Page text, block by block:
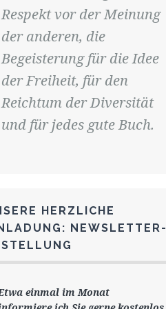
Respekt vor der Meinung
der anderen, die
Begeisterung für die Idee
der Freiheit, für den
Reichtum der Diversität
und für jedes gute Buch.
HERZLICHE
NEWSLETTER-
einmal im Monat